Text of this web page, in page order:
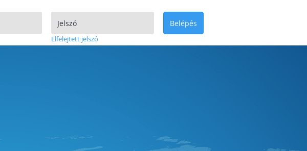
Elfelejtett jelszó
Belépés